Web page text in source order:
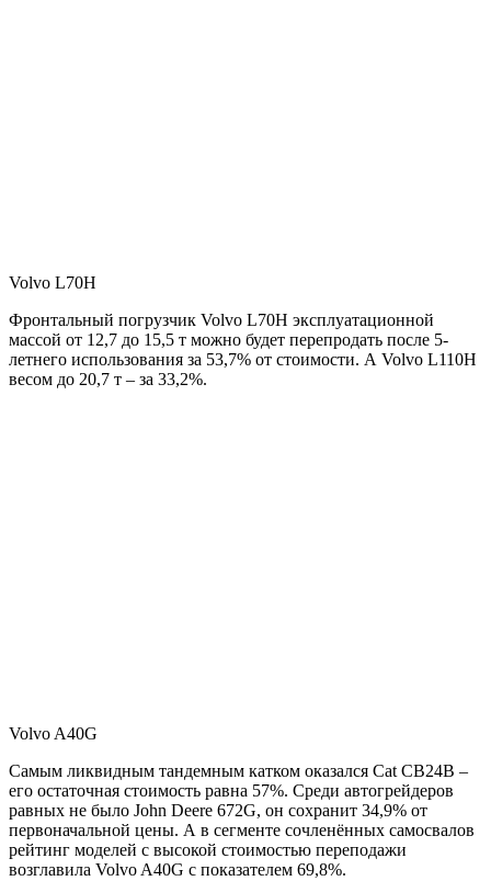
Volvo L70H
Фронтальный погрузчик Volvo L70H эксплуатационной
массой от 12,7 до 15,5 т можно будет перепродать после 5-
летнего использования за 53,7% от стоимости. А Volvo L110H
весом до 20,7 т – за 33,2%.
Volvo A40G
Самым ликвидным тандемным катком оказался Cat CB24B –
его остаточная стоимость равна 57%. Среди автогрейдеров
равных не было John Deere 672G, он сохранит 34,9% от
первоначальной цены. А в сегменте сочленённых самосвалов
рейтинг моделей с высокой стоимостью переподажи
возглавила Volvo A40G с показателем 69,8%.